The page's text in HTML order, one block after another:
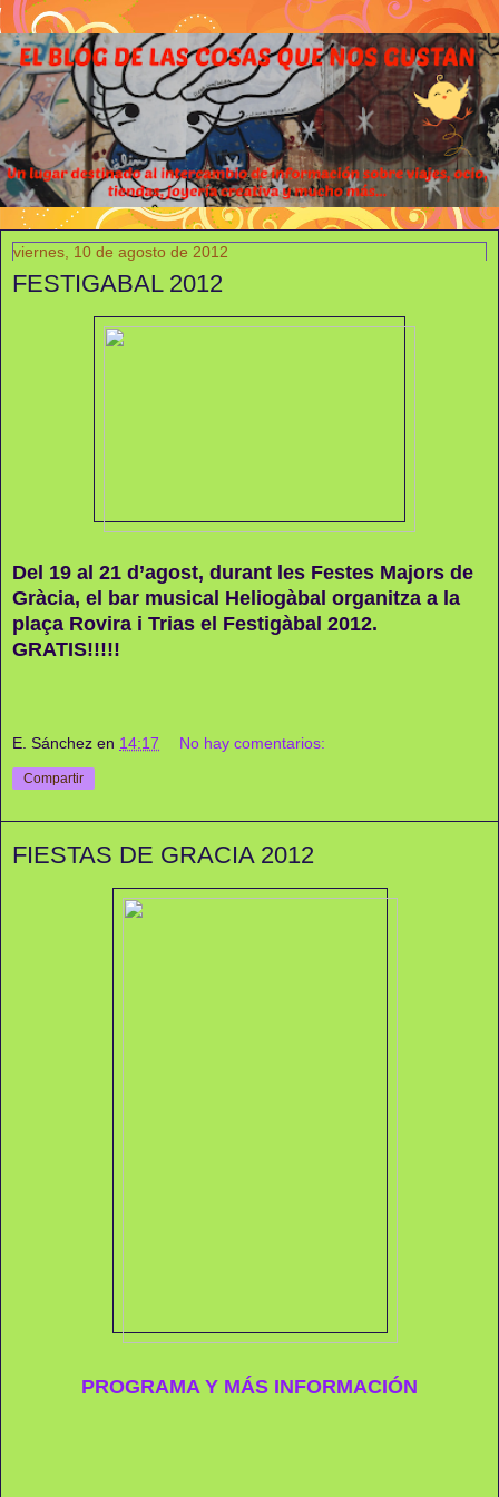
viernes, 10 de agosto de 2012
FESTIGABAL 2012
Del 19 al 21 d’agost, durant les Festes Majors de
Gràcia, el bar musical Heliogàbal organitza a la
plaça Rovira i Trias el Festigàbal 2012.
GRATIS!!!!!
E. Sánchez en 14:17 No hay comentarios:
Compartir
FIESTAS DE GRACIA 2012
PROGRAMA Y MÁS INFORMACIÓN